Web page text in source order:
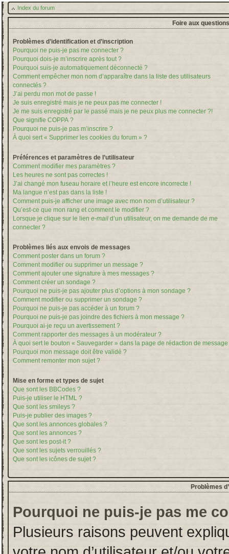
Index du forum
Foire aux
Problèmes d’identification et d’inscription
Pourquoi ne puis-je pas me connecter ?
Pourquoi dois-je m’inscrire après tout ?
Pourquoi suis-je automatiquement déconnecté ?
Comment empêcher mon nom d’apparaître dans la liste des utilisateurs
connectés ?
J’ai perdu mon mot de passe !
Je suis enregistré mais je ne peux pas me connecter !
Je me suis enregistré par le passé mais je ne peux plus me connecter ?!
Que signifie COPPA ?
Pourquoi ne puis-je pas m’inscrire ?
À quoi sert « Supprimer les cookies du forum » ?
Préférences et paramètres de l’utilisateur
Comment modifier mes paramètres ?
Les heures ne sont pas correctes !
J’ai changé mon fuseau horaire et l’heure est encore incorrecte !
Ma langue n’est pas dans la liste !
Comment puis-je afficher une image avec mon nom d’utilisateur ?
Qu’est-ce que mon rang et comment le modifier ?
Lorsque je clique sur le lien e-mail d’un utilisateur, on me demande de me
connecter ?
Problèmes liés aux envois de messages
Comment poster dans un forum ?
Comment modifier ou supprimer un message ?
Comment ajouter une signature à mes messages ?
Comment créer un sondage ?
Pourquoi ne puis-je pas ajouter plus d’options à mon sondage ?
Comment modifier ou supprimer un sondage ?
Pourquoi ne puis-je pas accéder à un forum ?
Pourquoi ne puis-je pas joindre des fichiers à mon message ?
Pourquoi ai-je reçu un avertissement ?
Comment rapporter des messages à un modérateur ?
À quoi sert le bouton « Sauvegarder » dans la page de rédaction de message
Pourquoi mon message doit être validé ?
Comment remonter mon sujet ?
Mise en forme et types de sujet
Que sont les BBCodes ?
Puis-je utiliser le HTML ?
Que sont les smileys ?
Puis-je publier des images ?
Que sont les annonces globales ?
Que sont les annonces ?
Que sont les post-it ?
Que sont les sujets verrouillés ?
Que sont les icônes de sujet ?
Problèmes
Pourquoi ne puis-je pas me
Plusieurs raisons peuvent